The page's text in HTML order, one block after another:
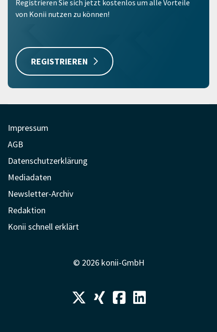
Registrieren Sie sich jetzt kostenlos um alle Vorteile
von Konii nutzen zu können!
REGISTRIEREN
Impressum
AGB
Datenschutzerklärung
Mediadaten
Newsletter-Archiv
Redaktion
Konii schnell erklärt
© 2026 konii-GmbH